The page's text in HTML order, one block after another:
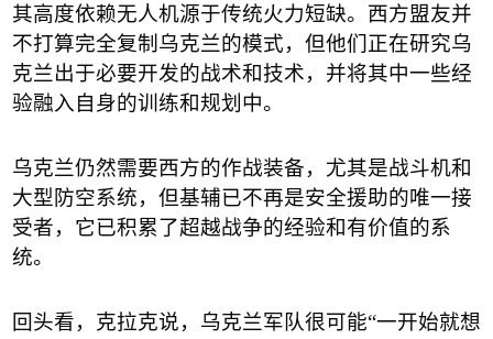
其高度依赖无人机源于传统火力短缺。西方盟友并
不打算完全复制乌克兰的模式，但他们正在研究乌
克兰出于必要开发的战术和技术，并将其中一些经
验融入自身的训练和规划中。
乌克兰仍然需要西方的作战装备，尤其是战斗机和
大型防空系统，但基辅已不再是安全援助的唯一接
受者，它已积累了超越战争的经验和有价值的系
统。
回头看，克拉克说，乌克兰军队很可能“一开始就想